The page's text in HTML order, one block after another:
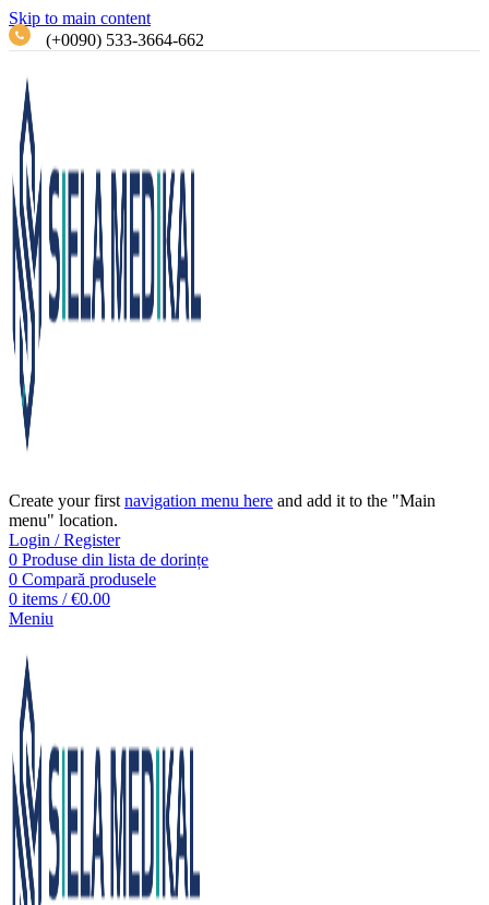
Skip to main content
(+0090) 533-3664-662
Create your first navigation menu here and add it to the "Main
menu" location.
Login / Register
0 Produse din lista de dorințe
0 Compară produsele
0 items / €0.00
Meniu